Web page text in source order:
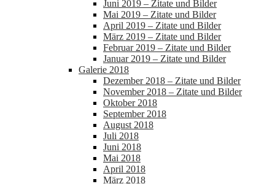
Juni 2019 – Zitate und Bilder
Mai 2019 – Zitate und Bilder
April 2019 – Zitate und Bilder
März 2019 – Zitate und Bilder
Februar 2019 – Zitate und Bilder
Januar 2019 – Zitate und Bilder
Galerie 2018
Dezember 2018 – Zitate und Bilder
November 2018 – Zitate und Bilder
Oktober 2018
September 2018
August 2018
Juli 2018
Juni 2018
Mai 2018
April 2018
März 2018